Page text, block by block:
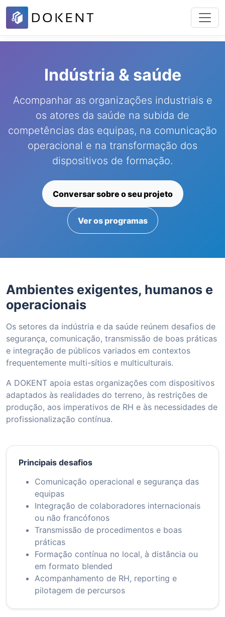
Indústria & saúde
Acompanhar as organizações industriais e
os atores da saúde na subida de
competências das equipas, na comunicação
operacional e na transformação dos
dispositivos de formação.
Conversar sobre o seu projeto
Ver os programas
Ambientes exigentes, humanos e
operacionais
Os setores da indústria e da saúde reúnem desafios de
segurança, comunicação, transmissão de boas práticas
e integração de públicos variados em contextos
frequentemente multi-sítios e multiculturais.
A DOKENT apoia estas organizações com dispositivos
adaptados às realidades do terreno, às restrições de
produção, aos imperativos de RH e às necessidades de
profissionalização contínua.
Principais desafios
Comunicação operacional e segurança das
equipas
Integração de colaboradores internacionais
ou não francófonos
Transmissão de procedimentos e boas
práticas
Formação contínua no local, à distância ou
em formato blended
Acompanhamento de RH, reporting e
pilotagem de percursos